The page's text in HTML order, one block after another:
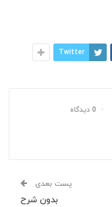
Twitter
0 دیدگاه
پست بعدی
بدون شرح